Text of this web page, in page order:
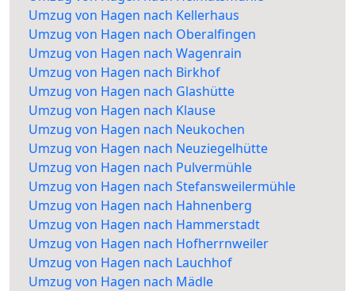
Umzug von Hagen nach Kellerhaus
Umzug von Hagen nach Oberalfingen
Umzug von Hagen nach Wagenrain
Umzug von Hagen nach Birkhof
Umzug von Hagen nach Glashütte
Umzug von Hagen nach Klause
Umzug von Hagen nach Neukochen
Umzug von Hagen nach Neuziegelhütte
Umzug von Hagen nach Pulvermühle
Umzug von Hagen nach Stefansweilermühle
Umzug von Hagen nach Hahnenberg
Umzug von Hagen nach Hammerstadt
Umzug von Hagen nach Hofherrnweiler
Umzug von Hagen nach Lauchhof
Umzug von Hagen nach Mädle